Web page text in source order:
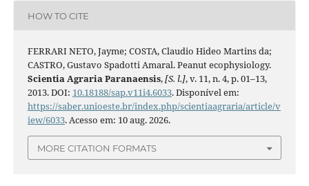
HOW TO CITE
FERRARI NETO, Jayme; COSTA, Claudio Hideo Martins da;
CASTRO, Gustavo Spadotti Amaral. Peanut ecophysiology.
Scientia Agraria Paranaensis,[S. l.], v. 11, n. 4, p. 01–13,
2013. DOI: 10.18188/sap.v11i4.6033. Disponível em:
https://saber.unioeste.br/index.php/scientiaagraria/article/v
iew/6033. Acesso em: 10 aug. 2026.
MORE CITATION FORMATS